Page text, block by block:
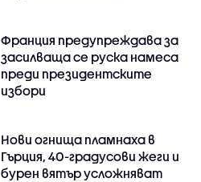
Франция предупреждава за
засилваща се руска намеса
преди президентските
избори
Нови огнища пламнаха в
Гърция, 40-градусови жеги и
бурен вятър усложняват